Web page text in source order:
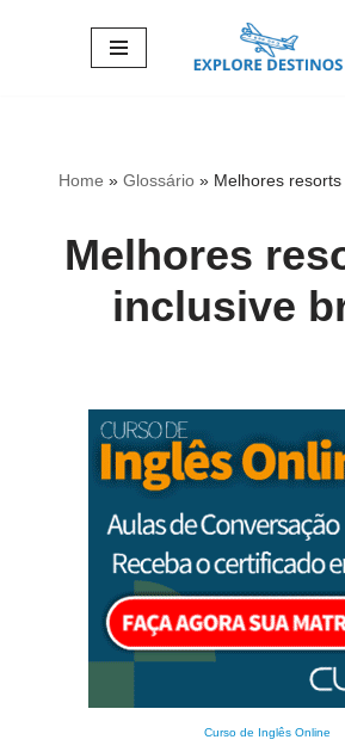
Home » Glossário» Melhores
Melhores
inclusive
Curso de Inglês Online